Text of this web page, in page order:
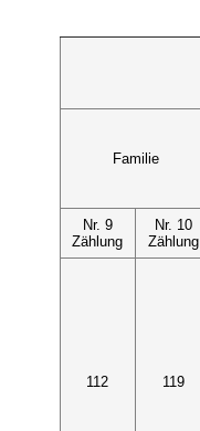
Familie
Nr. 9
Zählung
Nr. 10
Zählung
112 119